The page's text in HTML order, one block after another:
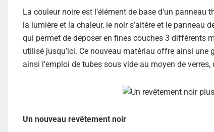
La couleur noire est l’élément de base d’un panneau
la lumière et la chaleur, le noir s’altère et le
qui permet de déposer en fines couches 3 différents
utilisé jusqu’ici. Ce nouveau matériau offre ainsi une
ainsi l’emploi de tubes sous vide au moyen de
Un nouveau revêtement noir